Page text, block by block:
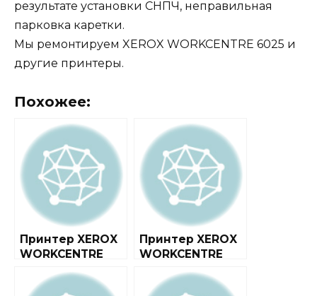
результате установки СНПЧ, неправильная
парковка каретки.
Мы ремонтируем XEROX WORKCENTRE 6025 и
другие принтеры.
Похожее:
Принтер XEROX
WORKCENTRE
Принтер XEROX
WORKCENTRE